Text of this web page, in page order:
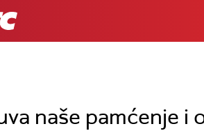
naše pamćenje i